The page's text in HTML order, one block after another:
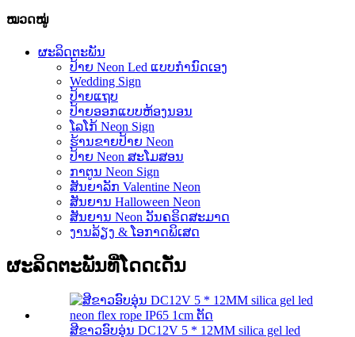
ໝວດໝູ່
ຜະລິດຕະພັນ
ປ້າຍ Neon Led ແບບກຳນົດເອງ
Wedding Sign
ປ້າຍແຖບ
ປ້າຍອອກແບບຫ້ອງນອນ
ໂລໂກ້ Neon Sign
ຮ້ານຂາຍປ້າຍ Neon
ປ້າຍ Neon ສະໂມສອນ
ກາຕູນ Neon Sign
ສັນຍາລັກ Valentine Neon
ສັນຍານ Halloween Neon
ສັນ​ຍານ Neon ວັນ​ຄຣິດ​ສະ​ມາດ​
ງານລ້ຽງ & ໂອກາດພິເສດ
ຜະລິດຕະພັນທີ່ໂດດເດັ່ນ
ສີຂາວອົບອຸ່ນ DC12V 5 * 12MM silica gel led